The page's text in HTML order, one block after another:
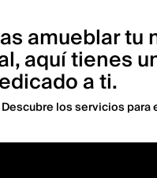
amueblar tu
aquí tienes
a ti.
Descubre los servicios para